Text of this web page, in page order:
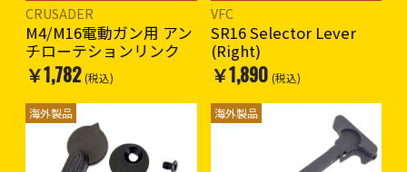
CRUSADER
M4/M16電動ガン用 アン
チローテションリンク
￥1,782 (税込)
VFC
SR16 Selector Lever
(Right)
￥1,890 (税込)
海外製品 海外製品